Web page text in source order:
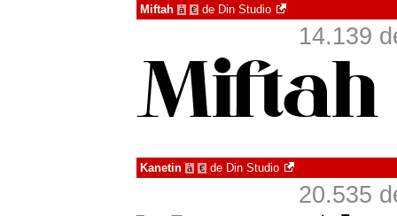
Miftah à € de Din Studio
14.139
Kanetin à € de Din Studio
20.535